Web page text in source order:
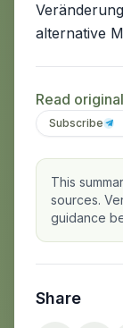
alternative
Read
Subscribe
This
sources.
guidance
Share